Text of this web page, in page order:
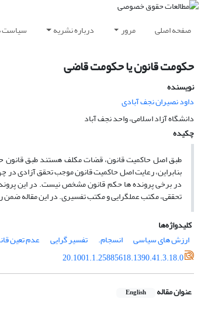
صفحه اصلی مرور درباره نشریه سیاست
حکومت قانون یا حکومت قاضی
نویسنده
داود نصیران نجف آبادی
دانشگاه آزاد اسلامی، واحد نجف آباد
چکیده
طبق اصل حاکمیت قانون، قضات مکلف هستند طبق قانون
بنابراین، رعایت اصل حاکمیت قانون موجب تحقق آزادی در
در برخی پرونده ها حکم قانون مشخص نیست. در این
تحققی، مکتب عملگرایی و مکتب تفسیری. در این مقاله
کلیدواژه‌ها
ارزش های سیاسی
انسجام. تفسیر گرایی عدم تعین
20.1001.1.25885618.1390.41.3.18.0
عنوان مقاله English